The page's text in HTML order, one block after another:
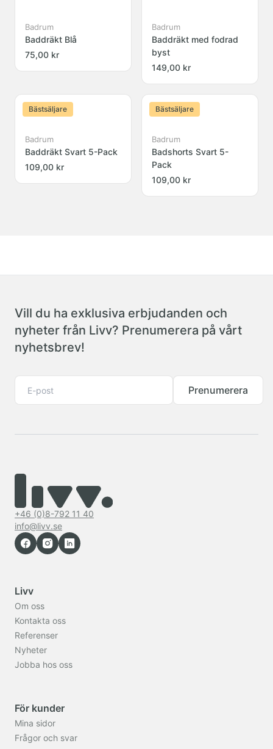
Badrum
Baddräkt Blå
75,00 kr
Badrum
Baddräkt med fodrad
byst
149,00 kr
Bästsäljare
Badrum
Baddräkt Svart 5-Pack
109,00 kr
Bästsäljare
Badrum
Badshorts Svart 5-
Pack
109,00 kr
Vill du ha exklusiva erbjudanden och
nyheter från Livv? Prenumerera på vårt
nyhetsbrev!
Prenumerera
+46 (0)8-792 11 40
info@livv.se
Livv
Om oss
Kontakta oss
Referenser
Nyheter
Jobba hos oss
För kunder
Mina sidor
Frågor och svar